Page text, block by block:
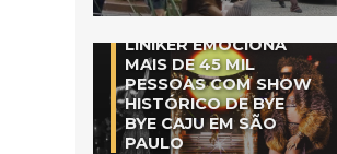
LINIKER EMOCIONA
MAIS DE 45 MIL
PESSOAS COM SHOW
HISTÓRICO DE BYE
BYE CAJU EM SÃO
PAULO